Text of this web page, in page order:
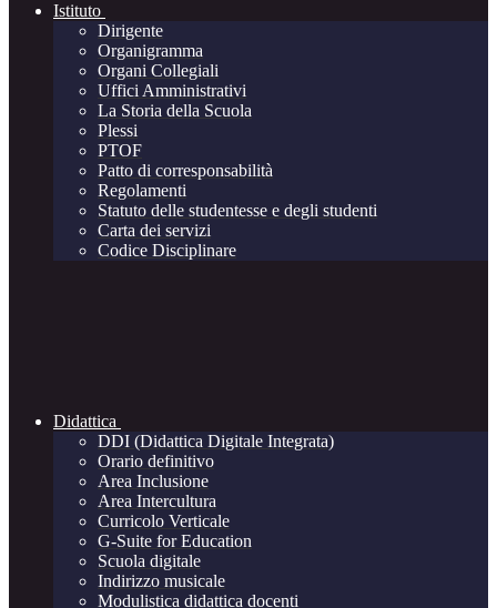
Istituto
Dirigente
Organigramma
Organi Collegiali
Uffici Amministrativi
La Storia della Scuola
Plessi
PTOF
Patto di corresponsabilità
Regolamenti
Statuto delle studentesse e degli studenti
Carta dei servizi
Codice Disciplinare
Didattica
DDI (Didattica Digitale Integrata)
Orario definitivo
Area Inclusione
Area Intercultura
Curricolo Verticale
G-Suite for Education
Scuola digitale
Indirizzo musicale
Modulistica didattica docenti